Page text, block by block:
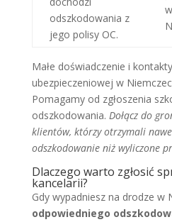
odszkodowania z
jego polisy OC.
Małe doświadczenie i
ubezpieczeniowej w
Pomagamy od zgłoszenia
odszkodowania. Dołącz do
klientów, którzy otrzymali
odszkodowanie niż wyliczone
Dlaczego warto zgłosić
kancelarii?
Gdy wypadniesz na drodze w
odpowiedniego